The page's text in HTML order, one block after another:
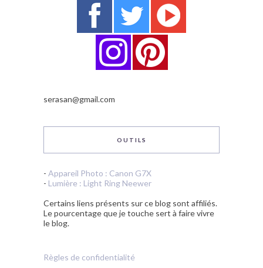
serasan@gmail.com
OUTILS
- Appareil Photo : Canon G7X
- Lumière : Light Ring Neewer
Certains liens présents sur ce blog sont affiliés.
Le pourcentage que je touche sert à faire vivre
le blog.
Règles de confidentialité